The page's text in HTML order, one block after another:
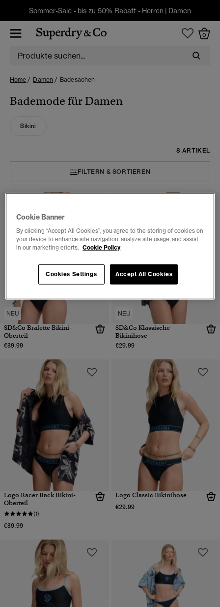
Sommer-Sale - bis zu 50% Rabatt - Herren | Damen
0
Home Damen Badesachen
Bademode für Damen
Bikini
8 ARTIKEL
FILTERN & SORTIEREN
NEU
SD&Co Bralette Bikini-
Oberteil
€39.99
NEU
SD&Co Klassische
Bikinihose
€29.99
Logo Racer Back Bikini-
Oberteil
(1)
€39.99
Logo Classic Bikinihose
€29.99
Cookie Banner
By clicking “Accept All Cookies”, you agree to the storing of cookies on
your device to enhance site navigation, analyze site usage, and assist
in our marketing efforts. Cookie Policy
Accept All Cookies
Cookies Settings